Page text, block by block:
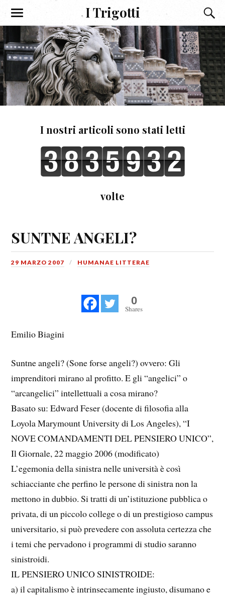
I Trigotti
I nostri articoli sono stati letti
volte
SUNTNE ANGELI?
29 MARZO 2007 HUMANAE LITTERAE
0
Shares
Emilio Biagini
Suntne angeli? (Sone forse angeli?) ovvero: Gli
imprenditori mirano al profitto. E gli “angelici” o
“arcangelici” intellettuali a cosa mirano?
Basato su: Edward Feser (docente di filosofia alla
Loyola Marymount University di Los Angeles), “I
NOVE COMANDAMENTI DEL PENSIERO UNICO”,
Il Giornale, 22 maggio 2006 (modificato)
L’egemonia della sinistra nelle università è così
schiacciante che perfino le persone di sinistra non la
mettono in dubbio. Si tratti di un’istituzione pubblica o
privata, di un piccolo college o di un prestigioso campus
universitario, si può prevedere con assoluta certezza che
i temi che pervadono i programmi di studio saranno
sinistroidi.
IL PENSIERO UNICO SINISTROIDE:
a) il capitalismo è intrinsecamente ingiusto, disumano e